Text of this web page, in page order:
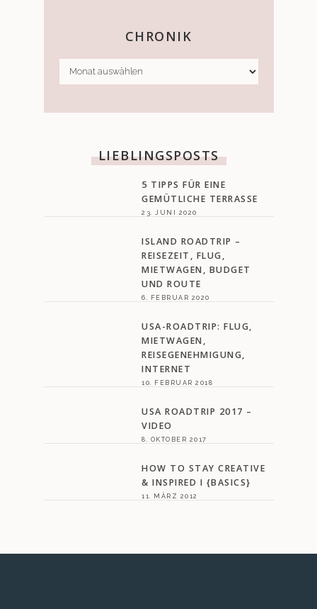
CHRONIK
CHRONIK
LIEBLINGSPOSTS
5 TIPPS FÜR EINE
GEMÜTLICHE TERRASSE
23. JUNI 2020
ISLAND ROADTRIP –
REISEZEIT, FLUG,
MIETWAGEN, BUDGET
UND ROUTE
6. FEBRUAR 2020
USA-ROADTRIP: FLUG,
MIETWAGEN,
REISEGENEHMIGUNG,
INTERNET
10. FEBRUAR 2018
USA ROADTRIP 2017 –
VIDEO
8. OKTOBER 2017
HOW TO STAY CREATIVE
& INSPIRED I {BASICS}
11. MÄRZ 2012